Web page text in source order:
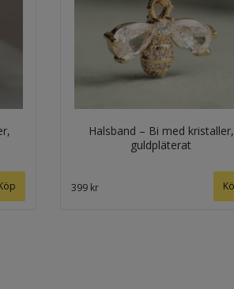
Halsband – Bi med kristaller,
guldpläterat
399 kr